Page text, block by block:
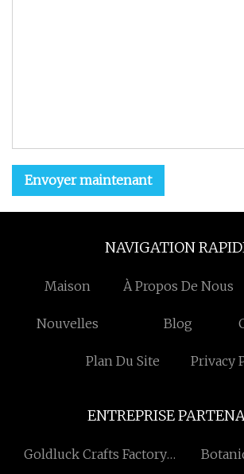
Envoyer maintenant
NAVIGATION
Maison À Propos De Nous
Nouvelles Blog
Plan Du Site Privacy
ENTREPRISE
Goldluck Crafts Factory